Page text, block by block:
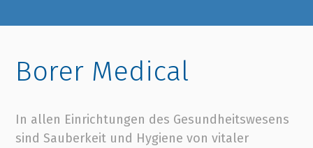
Borer Medical
In allen Einrichtungen des Gesundheitswesens
sind Sauberkeit und Hygiene von vitaler